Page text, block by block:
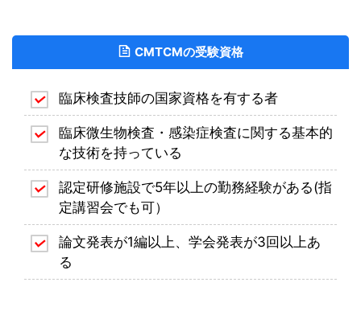
CMTCMの受験資格
臨床検査技師の国家資格を有する者
臨床微生物検査・感染症検査に関する基本的
な技術を持っている
認定研修施設で5年以上の勤務経験がある(指
定講習会でも可）
論文発表が1編以上、学会発表が3回以上あ
る